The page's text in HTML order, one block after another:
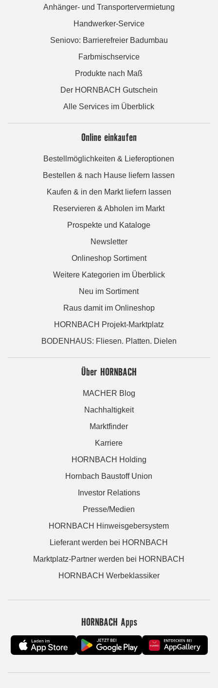
Anhänger- und Transportervermietung
Handwerker-Service
Seniovo: Barrierefreier Badumbau
Farbmischservice
Produkte nach Maß
Der HORNBACH Gutschein
Alle Services im Überblick
Online einkaufen
Bestellmöglichkeiten & Lieferoptionen
Bestellen & nach Hause liefern lassen
Kaufen & in den Markt liefern lassen
Reservieren & Abholen im Markt
Prospekte und Kataloge
Newsletter
Onlineshop Sortiment
Weitere Kategorien im Überblick
Neu im Sortiment
Raus damit im Onlineshop
HORNBACH Projekt-Marktplatz
BODENHAUS: Fliesen. Platten. Dielen
Über HORNBACH
MACHER Blog
Nachhaltigkeit
Marktfinder
Karriere
HORNBACH Holding
Hornbach Baustoff Union
Investor Relations
Presse/Medien
HORNBACH Hinweisgebersystem
Lieferant werden bei HORNBACH
Marktplatz-Partner werden bei HORNBACH
HORNBACH Werbeklassiker
HORNBACH Apps